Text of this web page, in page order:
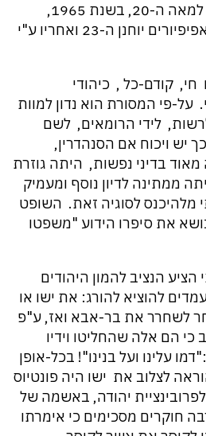
רק בעשורים האחרונים למאה ה-20, בשנת 1965,
בוטלה ההאשמה ע"י האפיפיורים יוחנן ה-23 ואחריו ע"י
חי, קודם-כל , כיהודי
על-פי המסורת הוא נדון למוות
לידי הרומאים, לשם
יש ויכוח אם הסנהדרין,
בדיני נפשות, היתה גוזרת
ממתינה לדיון נוסף ומעמיק
מלהיכנס לסוגיה זאת. השופט
את סיפרו הידוע "משפטו
הציע הנציב להמון היהודים
להוציא להורג: את ישו או
לשחרר את בר-אבא ואז, ע"פ
הם אלה שהחליטו וידיו
עלינו ועל בנינו"! בכל-אופן
לצלוב את ישו היה פונטיוס
יהודה, באשמה של
חוקרים מסכימים כי אימרתו